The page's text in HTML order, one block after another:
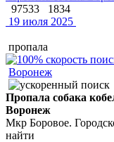
97533
1834
19 июля 2025
пропала
Воронеж
Пропала собака
Воронеж
Мкр Боровое.
найти